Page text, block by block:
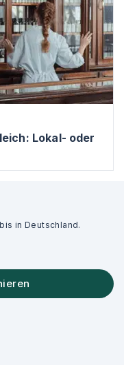
Lokal- oder
in Deutschland.